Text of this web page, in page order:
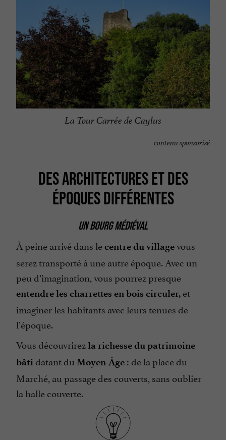
La Tour Carrée de Caylus
contenu sponsorisé
DES ARCHITECTURES ET DES
ÉPOQUES DIFFÉRENTES
UN BOURG MÉDIÉVAL
À peine arrivé dans lecentre du villagevous
serez transporté à une autre époque. Avec un
peu d’imagination, vous pourrez presque
entendre les charrettes en bois circuler, et
imaginer les habitants avec leurs tenues de
l’époque.
Vous découvrirezla richesse du patrimoine
bâti datant du Moyen-Âge : de la place du
Marché, au passage des couverts, sans oublier
la halle couverte.